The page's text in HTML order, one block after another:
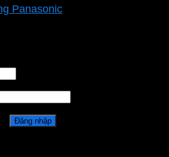
Panasonic
Đăng nhập